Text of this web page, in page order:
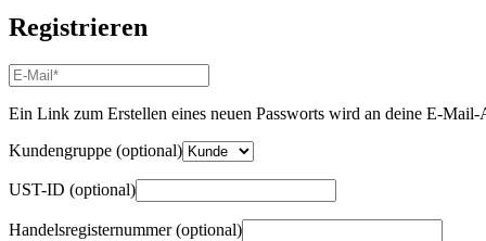
Registrieren
E-
Mail-
Adresse*
Ein Link zum Erstellen eines neuen Passworts wird an deine E-Mail-
Kundengruppe (optional)
UST-ID (optional)
Handelsregisternummer(optional)